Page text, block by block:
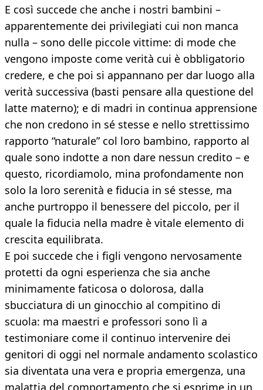
E così succede che anche i nostri bambini –
apparentemente dei privilegiati cui non manca
nulla – sono delle piccole vittime: di mode che
vengono imposte come verità cui è obbligatorio
credere, e che poi si appannano per dar luogo alla
verità successiva (basti pensare alla questione del
latte materno); e di madri in continua apprensione
che non credono in sé stesse e nello strettissimo
rapporto “naturale” col loro bambino, rapporto al
quale sono indotte a non dare nessun credito – e
questo, ricordiamolo, mina profondamente non
solo la loro serenità e fiducia in sé stesse, ma
anche purtroppo il benessere del piccolo, per il
quale la fiducia nella madre è vitale elemento di
crescita equilibrata.
E poi succede che i figli vengono nervosamente
protetti da ogni esperienza che sia anche
minimamente faticosa o dolorosa, dalla
sbucciatura di un ginocchio al compitino di
scuola: ma maestri e professori sono lì a
testimoniare come il continuo intervenire dei
genitori di oggi nel normale andamento scolastico
sia diventata una vera e propria emergenza, una
malattia del comportamento che si esprime in un